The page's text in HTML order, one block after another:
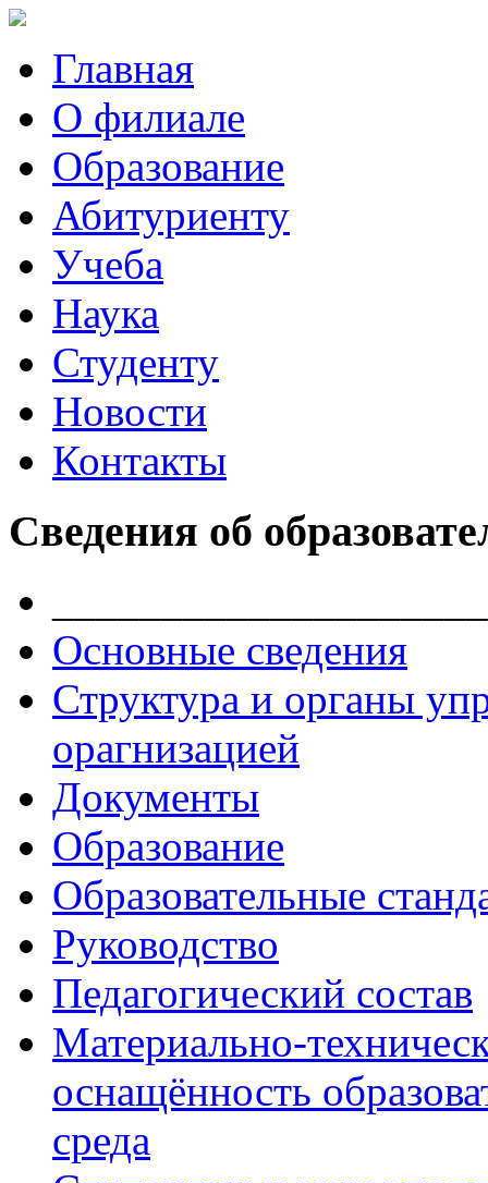
Главная
О филиале
Образование
Абитуриенту
Учеба
Наука
Студенту
Новости
Контакты
Сведения об
Основные сведения
Структура и органы
орагнизацией
Документы
Образование
Образовательные
Руководство
Педагогический состав
Материально-
оснащённость
среда